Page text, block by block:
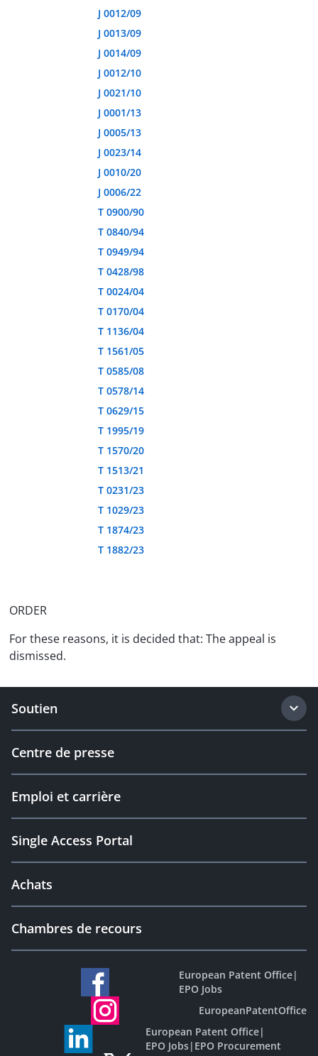
J 0012/09
J 0013/09
J 0014/09
J 0012/10
J 0021/10
J 0001/13
J 0005/13
J 0023/14
J 0010/20
J 0006/22
T 0900/90
T 0840/94
T 0949/94
T 0428/98
T 0024/04
T 0170/04
T 1136/04
T 1561/05
T 0585/08
T 0578/14
T 0629/15
T 1995/19
T 1570/20
T 1513/21
T 0231/23
T 1029/23
T 1874/23
T 1882/23
ORDER
For these reasons, it is decided that: The appeal is
dismissed.
Soutien
Centre de presse
Emploi et carrière
Single Access Portal
Achats
Chambres de recours
European Patent Office|
EPO Jobs
EuropeanPatentOffice
European Patent Office|
EPO Jobs| EPO Procurement